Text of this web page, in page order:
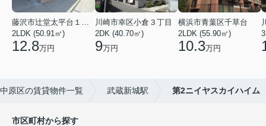
2LDK (50.91㎡)
12.8万円
川崎市幸区小倉３丁目
2DK (40.70㎡)
9万円
横浜市青葉区千草台
2LDK (55.90㎡)
10.3万円
原区の賃貸物件一覧 武蔵新城駅 第2ニイヤスカイハイム
市区町村から探す